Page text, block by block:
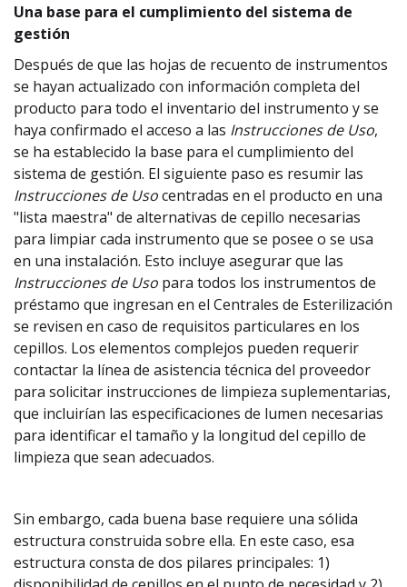
Una base para el cumplimiento del sistema de
gestión
Después de que las hojas de recuento de instrumentos
se hayan actualizado con información completa del
producto para todo el inventario del instrumento y se
haya confirmado el acceso a las Instrucciones de Uso,
se ha establecido la base para el cumplimiento del
sistema de gestión. El siguiente paso es resumir las
Instrucciones de Usocentradas en el producto en una
"lista maestra" de alternativas de cepillo necesarias
para limpiar cada instrumento que se posee o se usa
en una instalación. Esto incluye asegurar que las
Instrucciones de Uso para todos los instrumentos de
préstamo que ingresan en el Centrales de Esterilización
se revisen en caso de requisitos particulares en los
cepillos. Los elementos complejos pueden requerir
contactar la línea de asistencia técnica del proveedor
para solicitar instrucciones de limpieza suplementarias,
que incluirían las especificaciones de lumen necesarias
para identificar el tamaño y la longitud del cepillo de
limpieza que sean adecuados.
Sin embargo, cada buena base requiere una sólida
estructura construida sobre ella. En este caso, esa
estructura consta de dos pilares principales: 1)